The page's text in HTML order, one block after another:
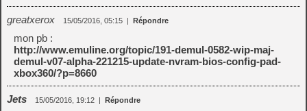
greatxerox 15/05/2016, 05:15 | Répondre
mon pb :
http://www.emuline.org/topic/191-demul-0582-wip-maj-
demul-v07-alpha-221215-update-nvram-bios-config-pad-
xbox360/?p=8660
Jets 15/05/2016, 19:12 | Répondre